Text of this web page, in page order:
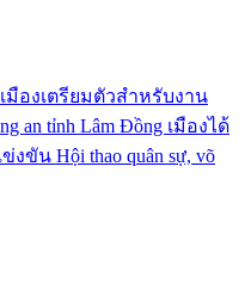
องเตรียมตัวสำหรับงาน
an tỉnh Lâm Đồng เมืองได้
ขัน Hội thao quân sự, võ